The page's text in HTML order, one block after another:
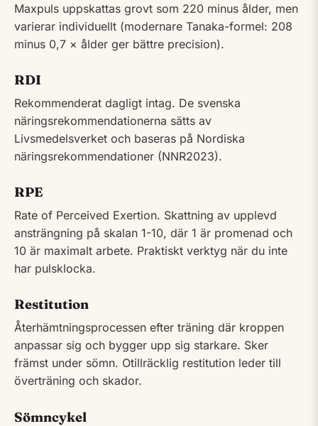
Maxpuls uppskattas grovt som 220 minus ålder, men
varierar individuellt (modernare Tanaka-formel: 208
minus 0,7 × ålder ger bättre precision).
RDI
Rekommenderat dagligt intag. De svenska
näringsrekommendationerna sätts av
Livsmedelsverket och baseras på Nordiska
näringsrekommendationer (NNR2023).
RPE
Rate of Perceived Exertion. Skattning av upplevd
ansträngning på skalan 1-10, där 1 är promenad och
10 är maximalt arbete. Praktiskt verktyg när du inte
har pulsklocka.
Restitution
Återhämtningsprocessen efter träning där kroppen
anpassar sig och bygger upp sig starkare. Sker
främst under sömn. Otillräcklig restitution leder till
överträning och skador.
Sömncykel